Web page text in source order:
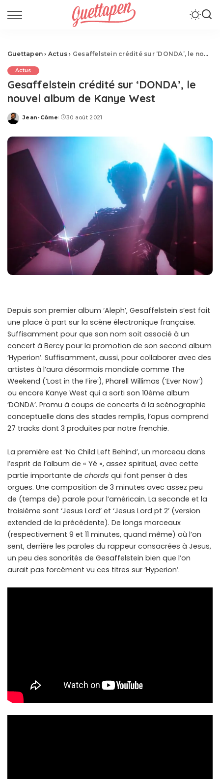
Guettapen › Actus › Gesaffelstein crédité sur ‘DONDA’, le nouvel album de Kanye West
Actus
Gesaffelstein crédité sur ‘DONDA’, le
nouvel album de Kanye West
Posted
Jean-Côme 30 août 2021
Depuis son premier album ‘Aleph’, Gesaffelstein s’est fait
une place à part sur la scène électronique française.
Suffisamment pour que son nom soit associé à un
concert à Bercy pour la promotion de son second album
‘Hyperion’. Suffisamment, aussi, pour collaborer avec des
artistes à l’aura désormais mondiale comme The
Weekend (‘Lost in the Fire’), Pharell Willimas (‘Ever Now’)
ou encore Kanye West qui a sorti son 10ème album
‘DONDA’. Promu à coups de concerts à la scénographie
conceptuelle dans des stades remplis, l’opus comprend
27 tracks dont 3 produites par notre frenchie.
La première est ‘No Child Left Behind’, un morceau dans
l’esprit de l’album de « Yé », assez spirituel, avec cette
partie importante de chords qui font penser à des
orgues. Une composition de 3 minutes avec assez peu
de (temps de) parole pour l’américain. La seconde et la
troisième sont ‘Jesus Lord’ et ‘Jesus Lord pt 2’ (version
extended de la précédente). De longs morceaux
(respectivement 9 et 11 minutes, quand même) où l’on
sent, derrière les paroles du rappeur consacrées à Jesus,
un peu des sonorités de Gesaffelstein bien que l’on
aurait pas forcément vu ces titres sur ‘Hyperion’.